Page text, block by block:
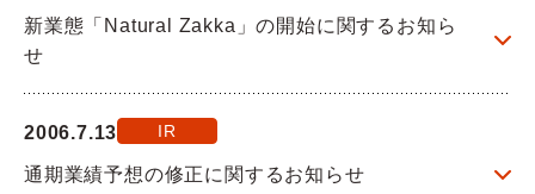
お問い合わせ
新業態「Natural Zakka」の開始に関するお知ら
せ
2006.7.13 IR
通期業績予想の修正に関するお知らせ